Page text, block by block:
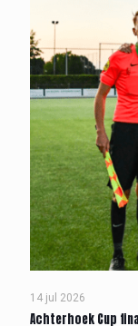
14 jul 2026
Achterhoek Cup